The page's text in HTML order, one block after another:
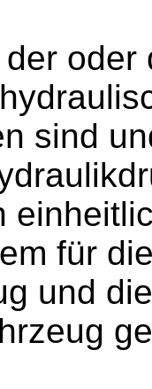
der oder
sind
für
und